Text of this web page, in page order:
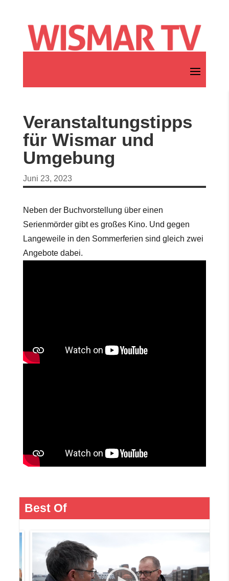
Veranstaltungstipps
für Wismar und
Umgebung
Juni 23, 2023
Neben der Buchvorstellung über einen
Serienmörder gibt es großes Kino. Und gegen
Langeweile in den Sommerferien sind gleich zwei
Angebote dabei.
Best Of